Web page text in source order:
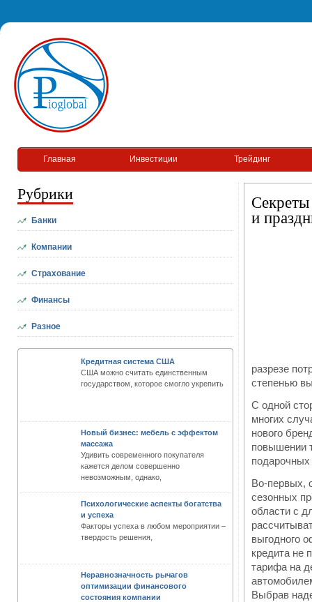
Главная Инвестиции Трейдинг
Рубрики
Банки
Компании
Страхование
Финансы
Разное
Кредитная система США
США можно считать единственным
государством, которое смогло укрепить
Новый бизнес: мебель с эффектом
массажа
Удивить современного покупателя
кажется делом совершенно
невозможным, однако,
Психологические аспекты богатства
и успеха
Факторы успеха в любом мероприятии –
твердость решения,
Неравнозначность рычагов
оптимизации финансового
состояния компании
и
разрезе
степенью
С одной
многих
нового
повышении
Во-первых,
сезонных
области с
выгодного
кредита не
тарифа на
Выбрав